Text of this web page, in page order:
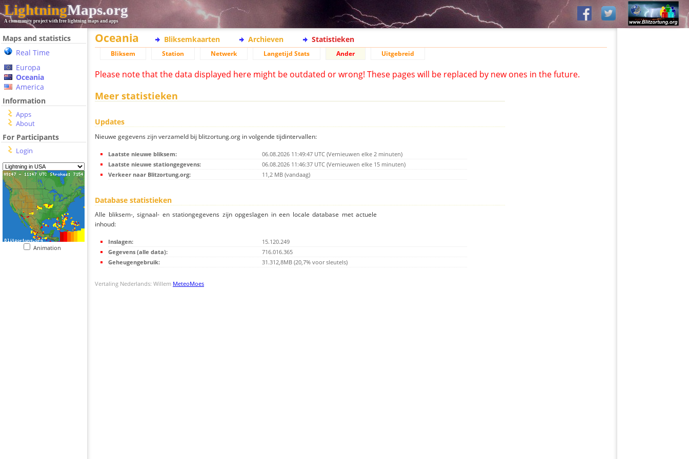
LightningMaps.org
A community project with free lightning maps and apps
Maps and statistics
Real Time
Europa
Oceania
America
Information
Apps
About
For Participants
Login
Animation
Oceania Bliksemkaarten Archieven Statistieken
Bliksem Station Netwerk Langetijd Stats Ander Uitgebreid
Please note that the data displayed here might be outdated or wrong! These pages will be replaced by new ones in the future.
Meer statistieken
Updates
Nieuwe gegevens zijn verzameld bij blitzortung.org in volgende tijdintervallen:
Laatste nieuwe bliksem:
06.08.2026 11:49:47 UTC (Vernieuwen elke 2 minuten)
Laatste nieuwe stationgegevens:
06.08.2026 11:46:37 UTC (Vernieuwen elke 15 minuten)
Verkeer naar Blitzortung.org:
11,2 MB (vandaag)
Database statistieken
Alle bliksem-, signaal- en stationgegevens zijn opgeslagen in een locale database met actuele
inhoud:
Inslagen:
15.120.249
Gegevens (alle data):
716.016.365
Geheugengebruik:
31.312,8MB (20,7% voor sleutels)
Vertaling Nederlands: Willem MeteoMoes